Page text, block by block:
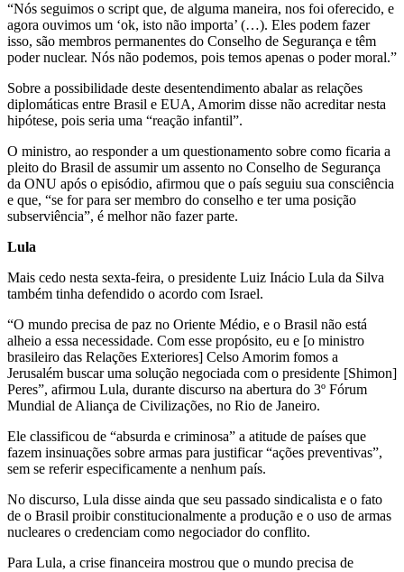
“Nós seguimos o script que, de alguma maneira, nos foi oferecido, e
agora ouvimos um ‘ok, isto não importa’ (…). Eles podem fazer
isso, são membros permanentes do Conselho de Segurança e têm
poder nuclear. Nós não podemos, pois temos apenas o poder moral.”
Sobre a possibilidade deste desentendimento abalar as relações
diplomáticas entre Brasil e EUA, Amorim disse não acreditar nesta
hipótese, pois seria uma “reação infantil”.
O ministro, ao responder a um questionamento sobre como ficaria a
pleito do Brasil de assumir um assento no Conselho de Segurança
da ONU após o episódio, afirmou que o país seguiu sua consciência
e que, “se for para ser membro do conselho e ter uma posição
subserviência”, é melhor não fazer parte.
Lula
Mais cedo nesta sexta-feira, o presidente Luiz Inácio Lula da Silva
também tinha defendido o acordo com Israel.
“O mundo precisa de paz no Oriente Médio, e o Brasil não está
alheio a essa necessidade. Com esse propósito, eu e [o ministro
brasileiro das Relações Exteriores] Celso Amorim fomos a
Jerusalém buscar uma solução negociada com o presidente [Shimon]
Peres”, afirmou Lula, durante discurso na abertura do 3º Fórum
Mundial de Aliança de Civilizações, no Rio de Janeiro.
Ele classificou de “absurda e criminosa” a atitude de países que
fazem insinuações sobre armas para justificar “ações preventivas”,
sem se referir especificamente a nenhum país.
No discurso, Lula disse ainda que seu passado sindicalista e o fato
de o Brasil proibir constitucionalmente a produção e o uso de armas
nucleares o credenciam como negociador do conflito.
Para Lula, a crise financeira mostrou que o mundo precisa de